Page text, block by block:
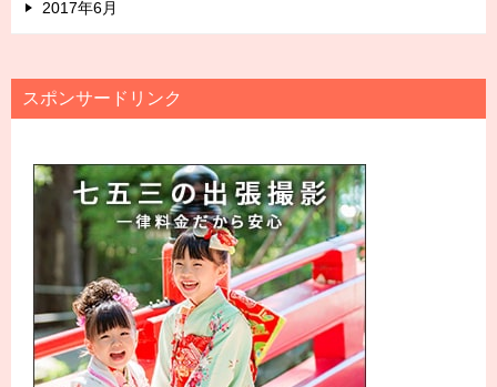
2017年6月
スポンサードリンク